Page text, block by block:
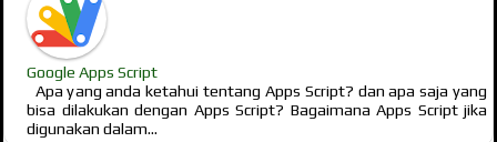
Google Apps Script
Apa yang anda ketahui tentang Apps Script? dan apa saja yang
bisa dilakukan dengan Apps Script? Bagaimana Apps Script jika
digunakan dalam...